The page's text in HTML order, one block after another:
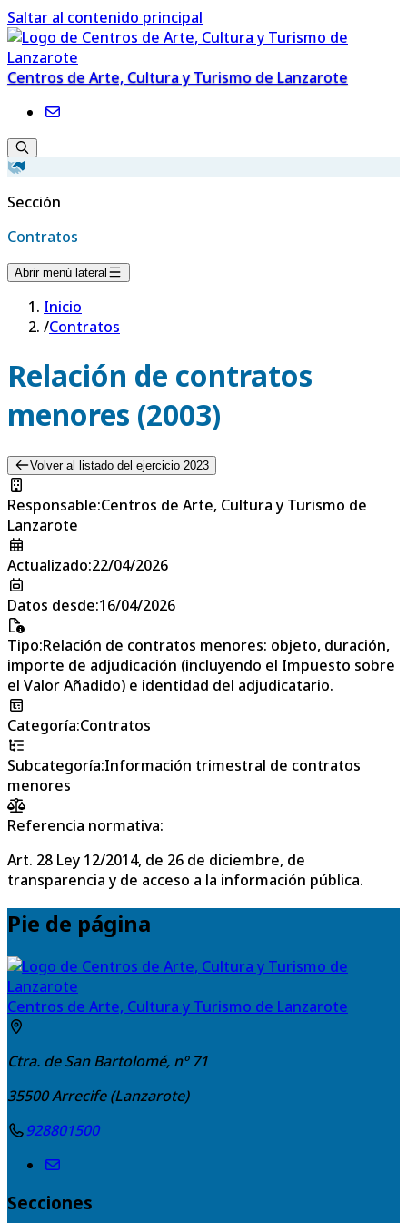
Saltar al contenido principal
Centros de Arte, Cultura y Turismo de Lanzarote
Sección
Contratos
Abrir menú lateral
Inicio
/Contratos
Relación de contratos
menores (2003)
Volver al listado del ejercicio 2023
Responsable:Centros de Arte, Cultura y Turismo de
Lanzarote
Actualizado:22/04/2026
Datos desde:16/04/2026
Tipo:Relación de contratos menores: objeto, duración,
importe de adjudicación (incluyendo el Impuesto sobre
el Valor Añadido) e identidad del adjudicatario.
Categoría:Contratos
Subcategoría:Información trimestral de contratos
menores
Referencia normativa:
Art. 28 Ley 12/2014, de 26 de diciembre, de
transparencia y de acceso a la información pública.
Pie de página
Centros de Arte, Cultura y Turismo de Lanzarote
Ctra. de San Bartolomé, nº 71
35500Arrecife (Lanzarote)
928801500
Secciones